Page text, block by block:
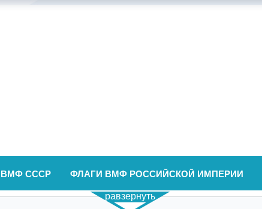
СССР ФЛАГИ ВМФ РОССИЙСКОЙ ИМПЕРИИ
равзернуть